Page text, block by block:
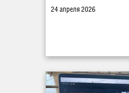
24 апреля 2026